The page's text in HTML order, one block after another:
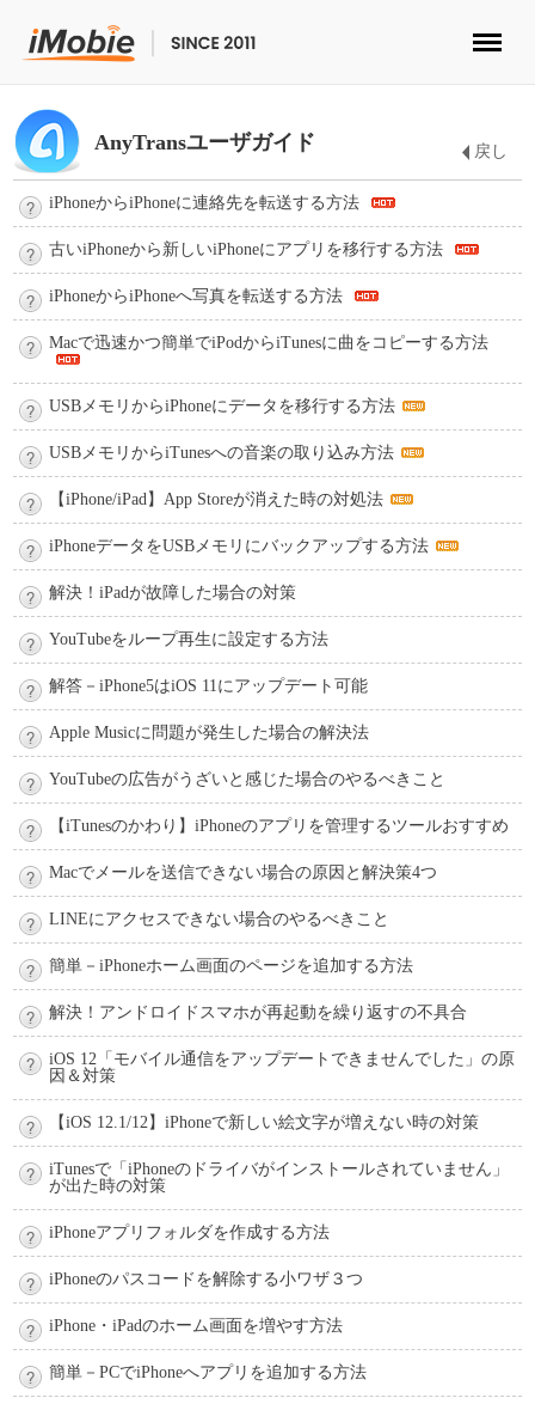
ロック解除&データ復元
データ転送
マルチメディア
便利ツール
ソリューション
ストア
ダウンロード
サポート
言語選択
AnyTransユーザガイド 戻し
iPhoneからiPhoneに連絡先を転送する方法
古いiPhoneから新しいiPhoneにアプリを移行する方法
iPhoneからiPhoneへ写真を転送する方法
Macで迅速かつ簡単でiPodからiTunesに曲をコピーする方法
USBメモリからiPhoneにデータを移行する方法
USBメモリからiTunesへの音楽の取り込み方法
【iPhone/iPad】App Storeが消えた時の対処法
iPhoneデータをUSBメモリにバックアップする方法
解決！iPadが故障した場合の対策
YouTubeをループ再生に設定する方法
解答－iPhone5はiOS 11にアップデート可能
Apple Musicに問題が発生した場合の解決法
YouTubeの広告がうざいと感じた場合のやるべきこと
【iTunesのかわり】iPhoneのアプリを管理するツールおすすめ
Macでメールを送信できない場合の原因と解決策4つ
LINEにアクセスできない場合のやるべきこと
簡単－iPhoneホーム画面のページを追加する方法
解決！アンドロイドスマホが再起動を繰り返すの不具合
iOS 12「モバイル通信をアップデートできませんでした」の原
因＆対策
【iOS 12.1/12】iPhoneで新しい絵文字が増えない時の対策
iTunesで「iPhoneのドライバがインストールされていません」
が出た時の対策
iPhoneアプリフォルダを作成する方法
iPhoneのパスコードを解除する小ワザ３つ
iPhone・iPadのホーム画面を増やす方法
簡単－PCでiPhoneへアプリを追加する方法